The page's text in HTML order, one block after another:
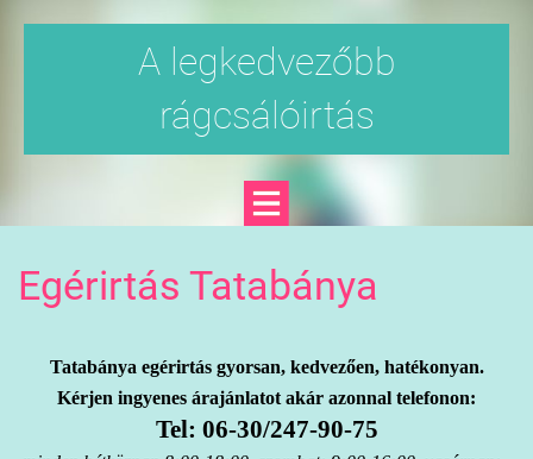
A legkedvezőbb
rágcsálóirtás
Egérirtás Tatabánya
Tatabánya egérirtás gyorsan, kedvezően, hatékonyan.
Kérjen ingyenes árajánlatot akár azonnal telefonon:
Tel: 06-30/247-90-75